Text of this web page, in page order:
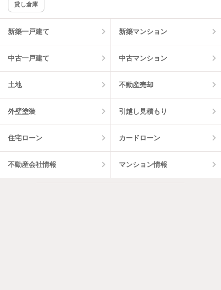
該当件数:
6
物件一覧に反映
貸し倉庫
新築一戸建て 新築マンション
中古一戸建て 中古マンション
土地 不動産売却
外壁塗装 引越し見積もり
住宅ローン カードローン
不動産会社情報 マンション情報